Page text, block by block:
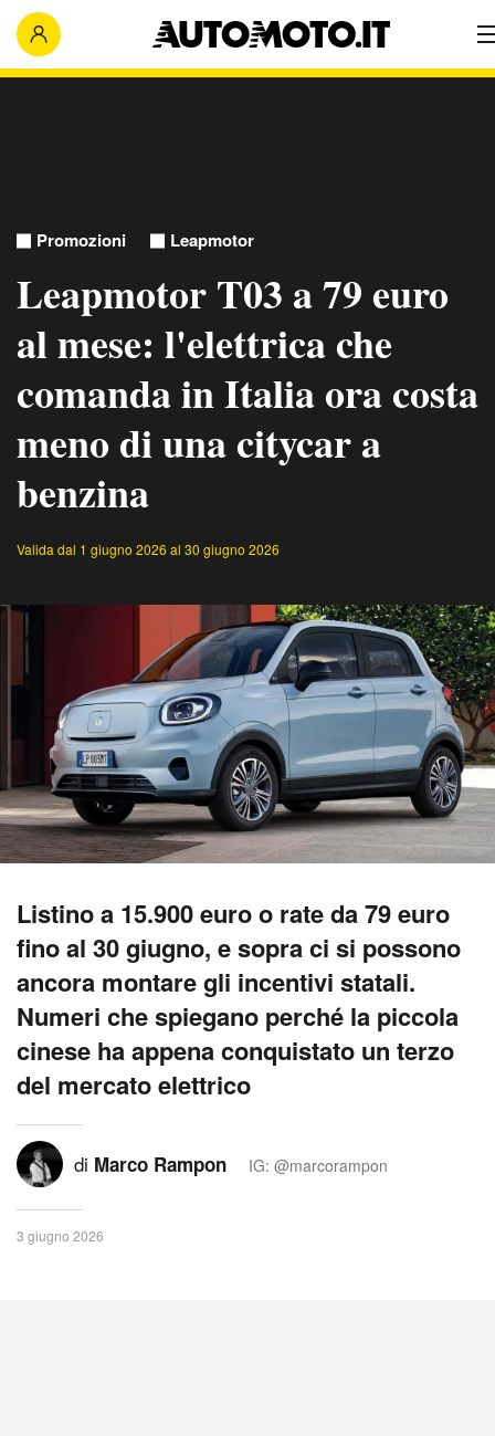
Promozioni Leapmotor
Leapmotor T03 a 79 euro
al mese: l'elettrica che
comanda in Italia ora costa
meno di una citycar a
benzina
Valida dal 1 giugno 2026 al 30 giugno 2026
Listino a 15.900 euro o rate da 79 euro
fino al 30 giugno, e sopra ci si possono
ancora montare gli incentivi statali.
Numeri che spiegano perché la piccola
cinese ha appena conquistato un terzo
del mercato elettrico
di Marco Rampon IG: @marcorampon
3 giugno 2026